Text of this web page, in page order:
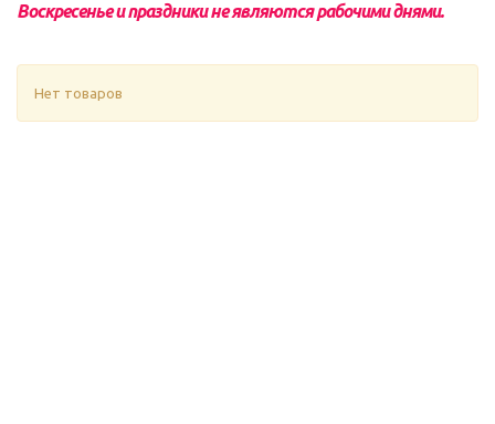
Воскресенье и праздники не являются рабочими днями.
Нет товаров